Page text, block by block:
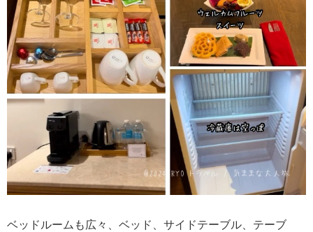
ベッドルームも広々、ベッド、サイドテーブル、テーブ